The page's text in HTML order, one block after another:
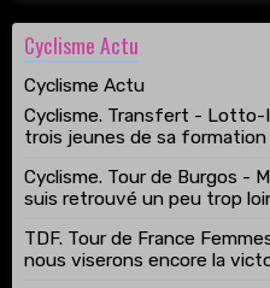
Cyclisme Actu
Cyclisme Actu
Cyclisme. Transfert -
trois jeunes de sa formation
Cyclisme. Tour de Burgos -
suis retrouvé un peu trop
TDF. Tour de France
nous viserons encore la